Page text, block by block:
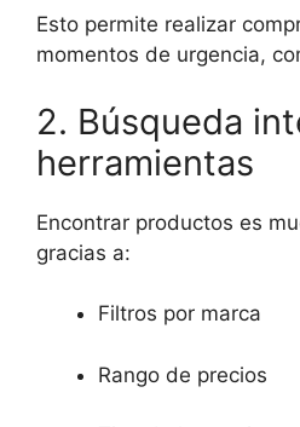
Esto permite realizar
momentos de urgencia,
2. Búsqueda
herramientas
Encontrar productos es
gracias a:
Filtros por marca
Rango de precios